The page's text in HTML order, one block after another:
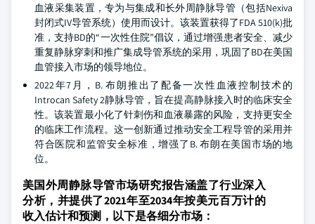
血液采集装置，专为与集成和长外周静脉导管（包括Nexiva
封闭式IV导管系统）使用而设计。该装置获得了FDA 510(k)批
准，支持BD的“一次性住院”倡议，通过增强患者安全、减少
重复静脉穿刺和推广集成导管系统的采用，巩固了BD在美国
血管接入市场的领导地位。
2022年7月，B. 布朗推出了配备一次性血液控制技术的
Introcan Safety 2静脉导管，旨在提高静脉接入时的临床安全
性。该装置最小化了针刺伤和血液暴露的风险，支持更安全
的临床工作流程。这一创新通过推动安全工程导管的采用并
符合医院和监管安全标准，增强了B. 布朗在美国市场的地
位。
美国外周静脉导管市场研究报告涵盖了行业深入
分析，并提供了2021年至2034年按美元百万计的
收入估计和预测，以下是各细分市场：